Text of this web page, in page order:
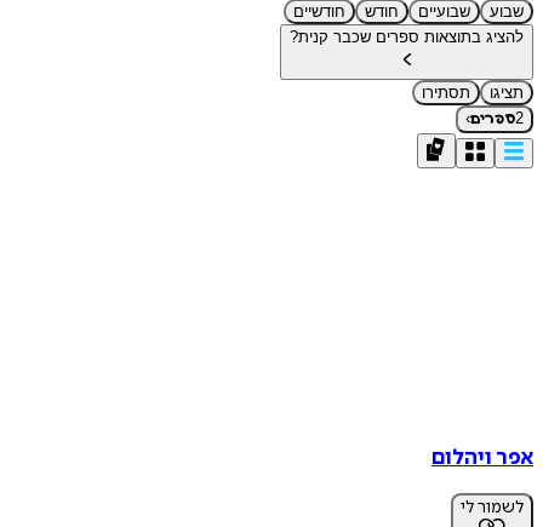
שבוע שבועיים חודש
חודשיים
להציג בתוצאות ספרים שכבר קנית?
תציגו
תסתירו
2ספרים›
אפר ויהלום
לשמור לי